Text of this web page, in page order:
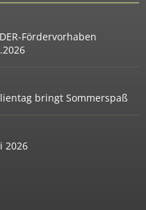
Fördervorhaben
bringt Sommerspaß
2026